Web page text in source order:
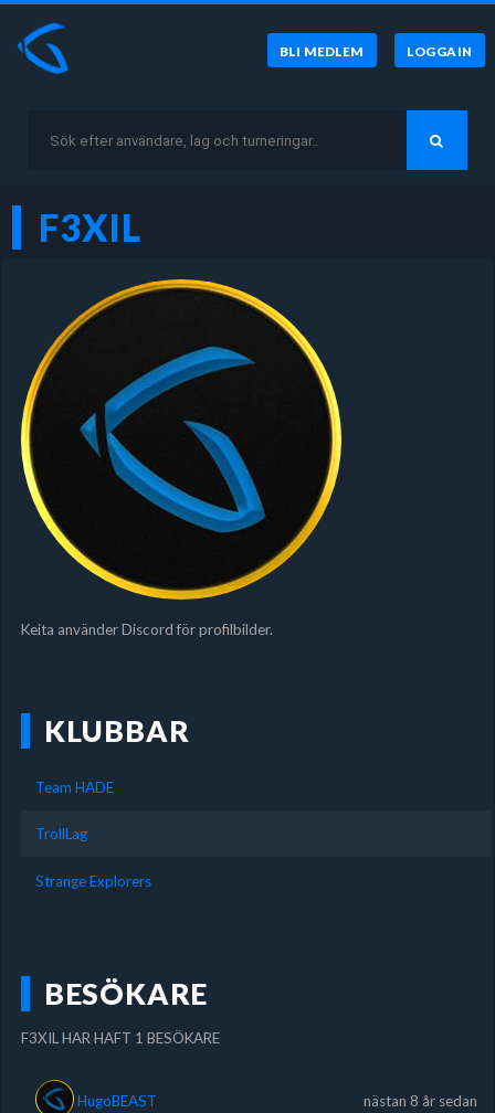
BLI MEDLEM LOGGA IN
F3XIL
Keita använder Discord för profilbilder.
KLUBBAR
Team HADE
TrollLag
Strange Explorers
BESÖKARE
F3XIL HAR HAFT 1 BESÖKARE
HugoBEAST nästan 8 år sedan